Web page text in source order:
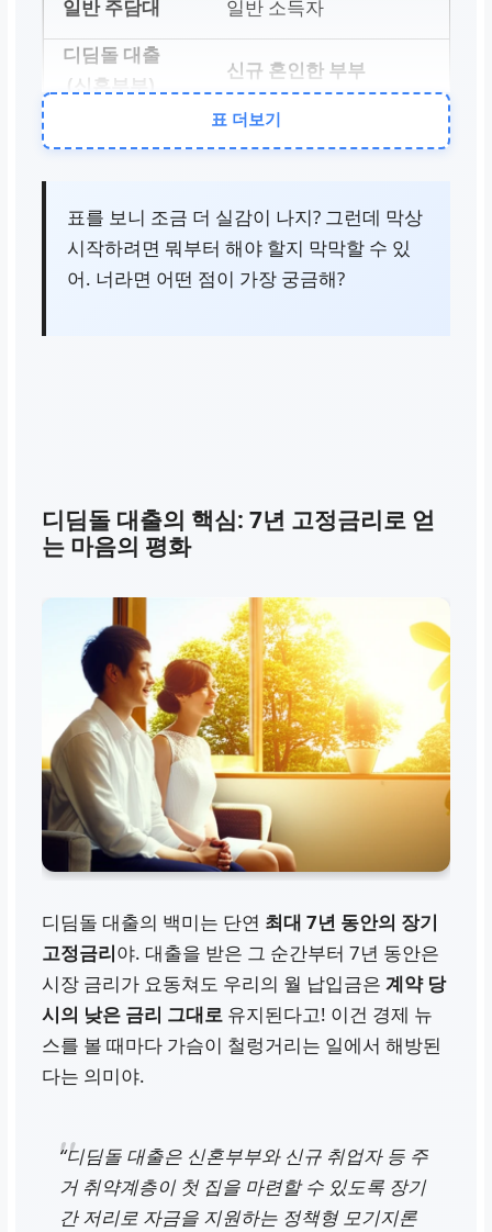
일반 소득자
신규 혼인한 부부
특화 지원 기간
없음
최대 7년
상대적
높음 (장기간 저금리 혜
택)
표 더보기
표를 보니 조금 더 실감이 나지? 그런데 막상
시작하려면 뭐부터 해야 할지 막막할 수 있
어. 너라면 어떤 점이 가장 궁금해?
디딤돌 대출의 핵심: 7년 고정금리로 얻
는 마음의 평화
디딤돌 대출의 백미는 단연 최대 7년 동안의 장기
고정금리야. 대출을 받은 그 순간부터 7년 동안은
시장 금리가 요동쳐도 우리의 월 납입금은계약 당
시의 낮은 금리 그대로 유지된다고! 이건 경제 뉴
스를 볼 때마다 가슴이 철렁거리는 일에서 해방된
다는 의미야.
“디딤돌 대출은 신혼부부와 신규 취업자 등 주
거 취약계층이 첫 집을 마련할 수 있도록 장기
간 저리로 자금을 지원하는 정책형 모기지론